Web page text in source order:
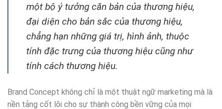
một bộ ý tưởng căn bản của thương hiệu,
đại diện cho bản sắc của thương hiệu,
chẳng hạn những giá trị, hình ảnh, thuộc
tính đặc trưng của thương hiệu cũng như
tính cách thương hiệu.
Brand Concept không chỉ là một thuật ngữ marketing mà là
nền tảng cốt lõi cho sự thành công bền vững của mọi